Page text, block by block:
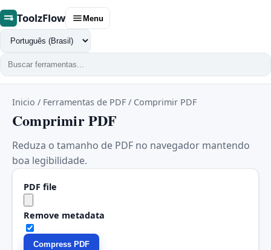
ToolzFlow Menu
Trocar
idioma
Inicio / Ferramentas de PDF / Comprimir PDF
Comprimir PDF
Reduza o tamanho de PDF no navegador mantendo
boa legibilidade.
PDF file
Remove metadata
Compress PDF